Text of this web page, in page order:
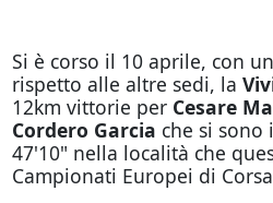
Si è corso il 10 aprile, con
rispetto alle altre sedi, la
12km vittorie per Cesare
Cordero Garcia che si sono
47'10" nella località che
Campionati Europei di